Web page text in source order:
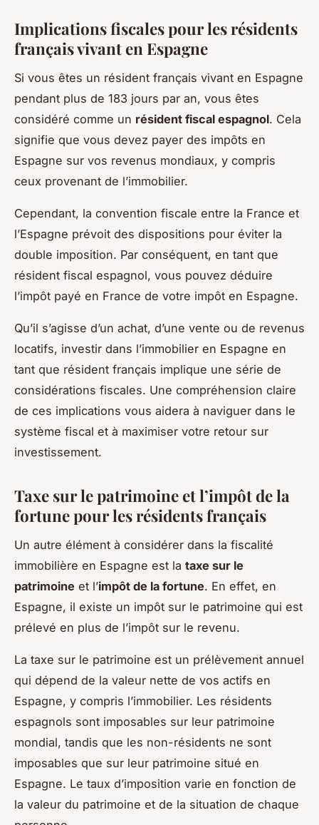
Implications fiscales pour les résidents
français vivant en Espagne
Si vous êtes un résident français vivant en Espagne
pendant plus de 183 jours par an, vous êtes
considéré comme un résident fiscal espagnol. Cela
signifie que vous devez payer des impôts en
Espagne sur vos revenus mondiaux, y compris
ceux provenant de l’immobilier.
Cependant, la convention fiscale entre la France et
l’Espagne prévoit des dispositions pour éviter la
double imposition. Par conséquent, en tant que
résident fiscal espagnol, vous pouvez déduire
l’impôt payé en France de votre impôt en Espagne.
Qu’il s’agisse d’un achat, d’une vente ou de revenus
locatifs, investir dans l’immobilier en Espagne en
tant que résident français implique une série de
considérations fiscales. Une compréhension claire
de ces implications vous aidera à naviguer dans le
système fiscal et à maximiser votre retour sur
investissement.
Taxe sur le patrimoine et l’impôt de la
fortune pour les résidents français
Un autre élément à considérer dans la fiscalité
immobilière en Espagne est la taxe sur le
patrimoine et l’impôt de la fortune. En effet, en
Espagne, il existe un impôt sur le patrimoine qui est
prélevé en plus de l’impôt sur le revenu.
La taxe sur le patrimoine est un prélèvement annuel
qui dépend de la valeur nette de vos actifs en
Espagne, y compris l’immobilier. Les résidents
espagnols sont imposables sur leur patrimoine
mondial, tandis que les non-résidents ne sont
imposables que sur leur patrimoine situé en
Espagne. Le taux d’imposition varie en fonction de
la valeur du patrimoine et de la situation de chaque